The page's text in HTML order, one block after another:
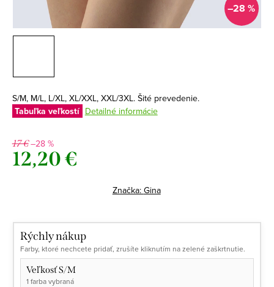
–28 %
S/M, M/L, L/XL, XL/XXL, XXL/3XL. Šité prevedenie.
Tabuľka veľkostí Detailné informácie
17 €–28 %
12,20 €
Značka: Gina
Rýchly nákup
Farby, ktoré nechcete pridať, zrušíte kliknutím na zelené zaškrtnutie.
Veľkosť S/M
1 farba vybraná